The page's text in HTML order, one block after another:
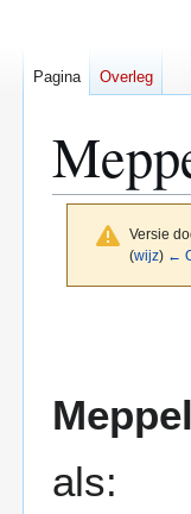
Versie
(wijz) ←
Meppel
als:
Pagina Overleg